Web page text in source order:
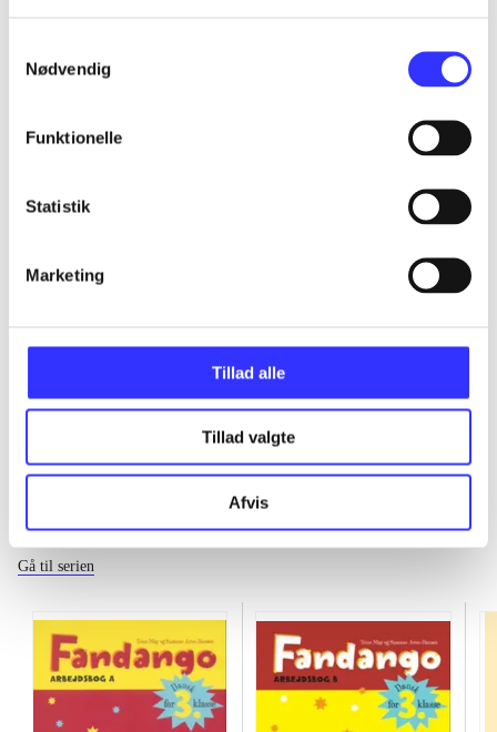
Nødvendig
Funktionelle
Statistik
Marketing
Tillad alle
Tillad valgte
Afvis
...
...
...
...
Fandango - dansk for 3. klasse
Gå til serien